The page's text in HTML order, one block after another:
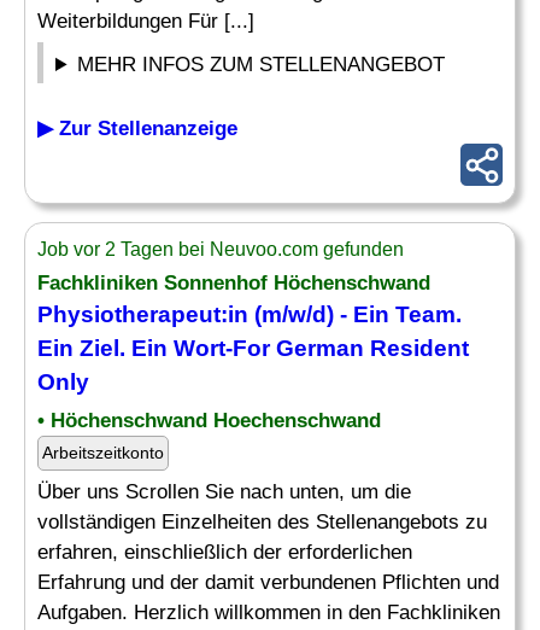
Weiterbildungen Für [...]
MEHR INFOS ZUM STELLENANGEBOT
▶ Zur Stellenanzeige
Job vor 2 Tagen bei Neuvoo.com gefunden
Fachkliniken Sonnenhof Höchenschwand
Physiotherapeut:in (m/w/d) - Ein Team.
Ein Ziel . Ein Wort-For German Resident
Only
• Höchenschwand Hoechenschwand
Arbeitszeitkonto
Über uns Scrollen Sie nach unten, um die
vollständigen Einzelheiten des Stellenangebots zu
erfahren, einschließlich der erforderlichen
Erfahrung und der damit verbundenen Pflichten und
Aufgaben. Herzlich willkommen in den Fachkliniken